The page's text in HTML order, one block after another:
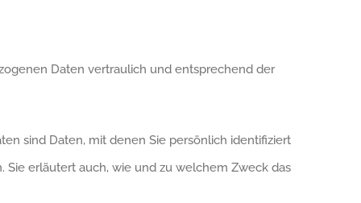
Daten vertraulich und entsprechend der
sind Daten, mit denen Sie persönlich identifiziert
erläutert auch, wie und zu welchem Zweck das